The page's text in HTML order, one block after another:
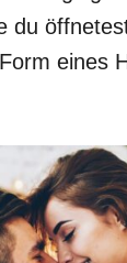
du
eines